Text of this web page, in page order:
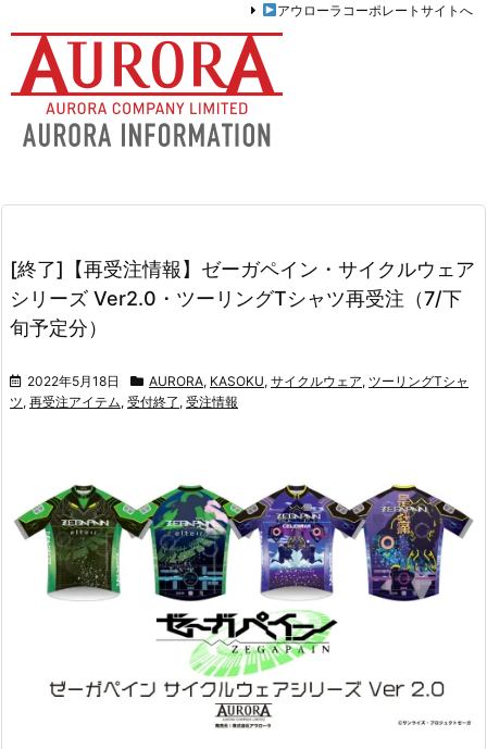
アウローラコーポレートサイトへ
[終了]【再受注情報】ゼーガペイン・サイクルウェア
シリーズ Ver2.0・ツーリングTシャツ再受注（7/下
旬予定分）
2022年5月18日 AURORA, KASOKU, サイクルウェア, ツーリングTシャ
ツ, 再受注アイテム, 受付終了 , 受注情報